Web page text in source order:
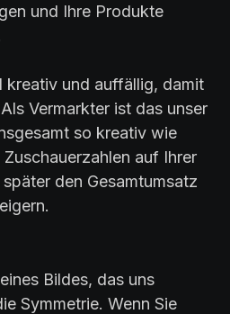
und Ihre Produkte
kreativ und auffällig, damit
Vermarkter ist das unser
so kreativ wie
auf Ihrer
den Gesamtumsatz
Bildes, das uns
Symmetrie. Wenn Sie